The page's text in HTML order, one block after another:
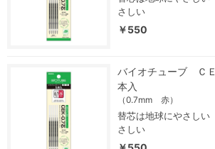
さしい
￥550
バイオチューブ Ｃ
本入
（0.7mm 赤）
替芯は地球にやさし
さしい